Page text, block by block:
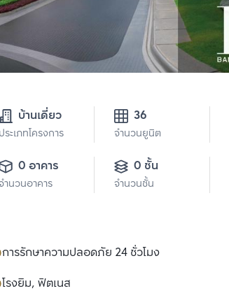
บ้านเดี่ยว
ประเภทโครงการ
36
จำนวนยูนิต
0 อาคาร
ำนวนอาคาร
0 ชั้น
จำนวนชั้น
การรักษาความปลอดภัย 24 ชั่วโมง
โรงยิม, ฟิตเนส